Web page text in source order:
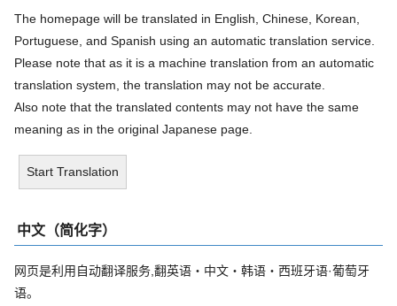
The homepage will be translated in English, Chinese, Korean,
Portuguese, and Spanish using an automatic translation service.
Please note that as it is a machine translation from an automatic
translation system, the translation may not be accurate.
Also note that the translated contents may not have the same
meaning as in the original Japanese page.
Start Translation
中文（简化字）
网页是利用自动翻译服务,翻英语・中文・韩语・西班牙语·葡萄牙
语。